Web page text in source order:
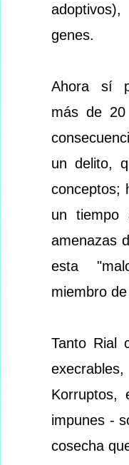
genes.
Ahora sí
más de 20
un delito,
conceptos;
un tiempo
amenazas
esta
miembro
Tanto Rial
Korruptos,
impunes -
cosecha